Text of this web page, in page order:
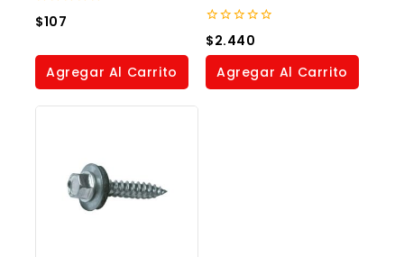
0
out
5
$107
Agregar Al Carrito
0
out
of
$2.440
Agregar Al Carrito